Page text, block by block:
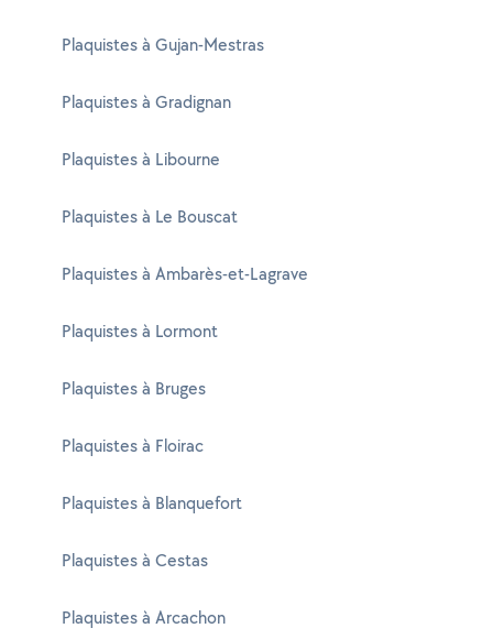
Plaquistes à Gujan-Mestras
Plaquistes à Gradignan
Plaquistes à Libourne
Plaquistes à Le Bouscat
Plaquistes à Ambarès-et-Lagrave
Plaquistes à Lormont
Plaquistes à Bruges
Plaquistes à Floirac
Plaquistes à Blanquefort
Plaquistes à Cestas
Plaquistes à Arcachon